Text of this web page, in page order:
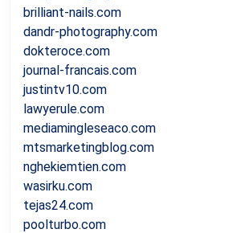
brilliant-nails.com
dandr-photography.com
dokteroce.com
journal-francais.com
justintv10.com
lawyerule.com
mediamingleseaco.com
mtsmarketingblog.com
nghekiemtien.com
wasirku.com
tejas24.com
poolturbo.com